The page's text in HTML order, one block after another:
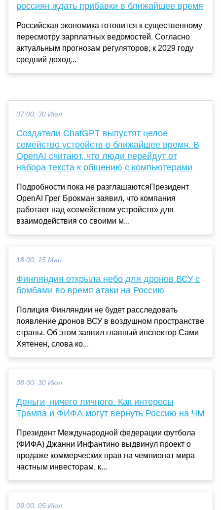
россиян ждать прибавки в ближайшее время
Российская экономика готовится к существенному
пересмотру зарплатных ведомостей. Согласно
актуальным прогнозам регуляторов, к 2029 году
средний доход...
07:00, 30 Июл
Создатели ChatGPT выпустят целое
семейство устройств в ближайшее время. В
OpenAI считают, что люди перейдут от
набора текста к общению с компьютерами
Подробности пока не разглашаютсяПрезидент
OpenAI Грег Брокман заявил, что компания
работает над «семейством устройств» для
взаимодействия со своими м...
18:00, 15 Май
Финляндия открыла небо для дронов ВСУ с
бомбами во время атаки на Россию
Полиция Финляндии не будет расследовать
появление дронов ВСУ в воздушном пространстве
страны. Об этом заявил главный инспектор Сами
Хятенен, слова ко...
08:00, 30 Июл
Деньги, ничего личного. Как интересы
Трампа и ФИФА могут вернуть Россию на ЧМ
Президент Международной федерации футбола
(ФИФА) Джанни Инфантино выдвинул проект о
продаже коммерческих прав на чемпионат мира
частным инвесторам, к...
09:00, 05 Июл